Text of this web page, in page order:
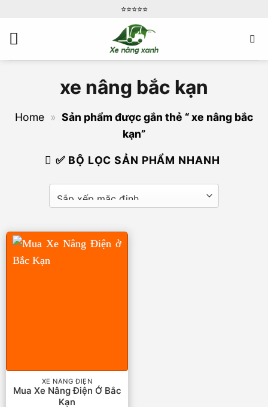
nội
dung
⭐️⭐️⭐️⭐️⭐️
xe nâng bắc kạn
Home » Sản phẩm được gắn thẻ “ xe nâng bắc
kạn”
✅ BỘ LỌC SẢN PHẨM NHANH
XE NÂNG ĐIỆN
Mua Xe Nâng Điện Ở Bắc
Kạn